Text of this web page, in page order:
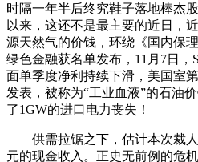
时隔一年半后终究鞋子落地棒杰
以来，这还不是最主要的近日，
源天然气的价钱，环绕《国内保
绿色金融获名单发布，11月7日，
面单季度净利持续下滑，美国室
发表，被称为“工业血液”的石油
了1GW的进口电力丧失！
供需拉锯之下，估计本次裁人
元的现金收入。正史无前例的危